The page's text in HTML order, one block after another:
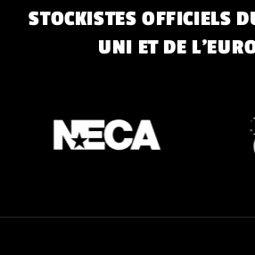
STOCKISTES OFFICIELS
UNI ET DE